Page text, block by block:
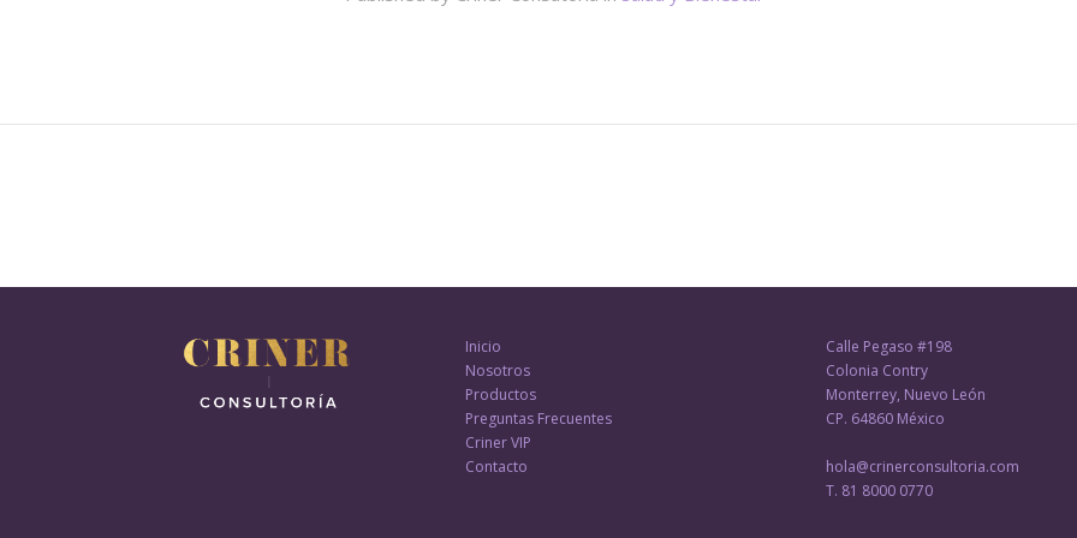
Inicio
Nosotros
Productos
Preguntas Frecuentes
Criner VIP
Contacto
Calle Pegaso #198
Colonia Contry
Monterrey, Nuevo León
CP. 64860 México
hola@crinerconsultoria.com
T. 81 8000 0770